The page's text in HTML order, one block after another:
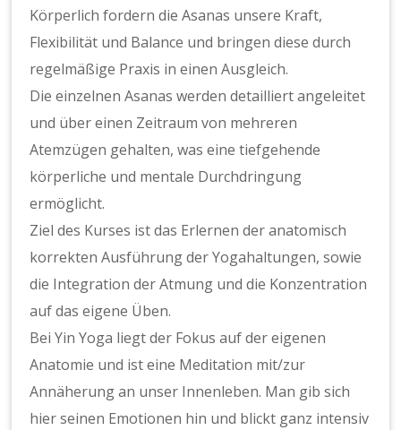
Körperlich fordern die Asanas unsere Kraft,
Flexibilität und Balance und bringen diese durch
regelmäßige Praxis in einen Ausgleich.
Die einzelnen Asanas werden detailliert angeleitet
und über einen Zeitraum von mehreren
Atemzügen gehalten, was eine tiefgehende
körperliche und mentale Durchdringung
ermöglicht.
Ziel des Kurses ist das Erlernen der anatomisch
korrekten Ausführung der Yogahaltungen, sowie
die Integration der Atmung und die Konzentration
auf das eigene Üben.
Bei Yin Yoga liegt der Fokus auf der eigenen
Anatomie und ist eine Meditation mit/zur
Annäherung an unser Innenleben. Man gib sich
hier seinen Emotionen hin und blickt ganz intensiv